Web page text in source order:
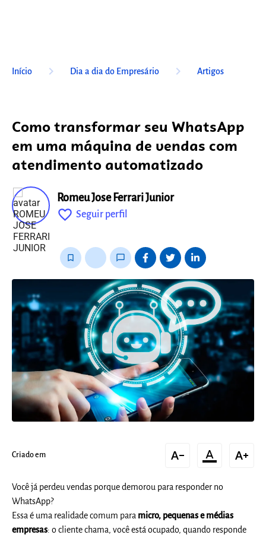
Início keyboard_arrow_right Dia a dia do Empresário keyboard_arrow_right Artigos
Como transformar seu WhatsApp
em uma máquina de vendas com
atendimento automatizado
Romeu Jose Ferrari Junior
favorite_outline Seguir perfil
fixo
bookmark_border chat_bubble_outline
Criado em text_decrease format_color_text text_increase
Você já perdeu vendas porque demorou para responder no
WhatsApp?
Essa é uma realidade comum para micro, pequenas e médias
empresas: o cliente chama, você está ocupado, quando responde